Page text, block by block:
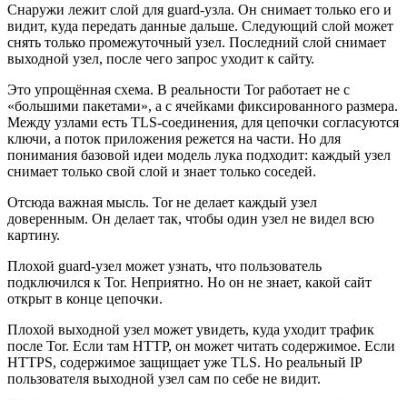
Снаружи лежит слой для guard-узла. Он снимает только его и
видит, куда передать данные дальше. Следующий слой может
снять только промежуточный узел. Последний слой снимает
выходной узел, после чего запрос уходит к сайту.
Это упрощённая схема. В реальности Tor работает не с
«большими пакетами», а с ячейками фиксированного размера.
Между узлами есть TLS-соединения, для цепочки согласуются
ключи, а поток приложения режется на части. Но для
понимания базовой идеи модель лука подходит: каждый узел
снимает только свой слой и знает только соседей.
Отсюда важная мысль. Tor не делает каждый узел
доверенным. Он делает так, чтобы один узел не видел всю
картину.
Плохой guard-узел может узнать, что пользователь
подключился к Tor. Неприятно. Но он не знает, какой сайт
открыт в конце цепочки.
Плохой выходной узел может увидеть, куда уходит трафик
после Tor. Если там HTTP, он может читать содержимое. Если
HTTPS, содержимое защищает уже TLS. Но реальный IP
пользователя выходной узел сам по себе не видит.